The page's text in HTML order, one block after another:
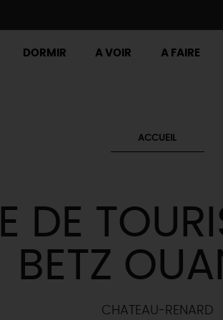
DORMIR A VOIR A FAIRE
ACCUEIL
DE
BETZ
CHATEAU-RENARD